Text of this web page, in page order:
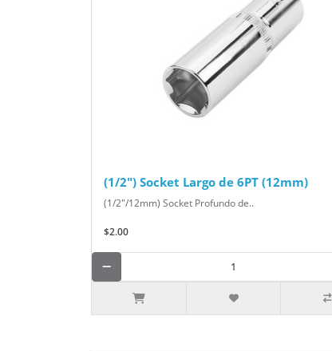
(1/2") Socket Largo de 6PT (12mm)
(1/2"/12mm) Socket Profundo de..
$2.00